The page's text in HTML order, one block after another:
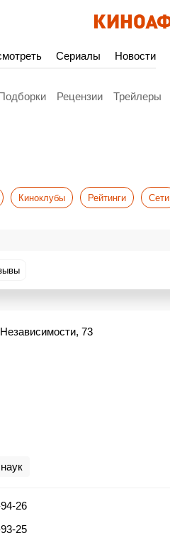
Сериалы Новости
Рецензии Трейлеры
Киноклубы Рейтинги Сети
73
26
25